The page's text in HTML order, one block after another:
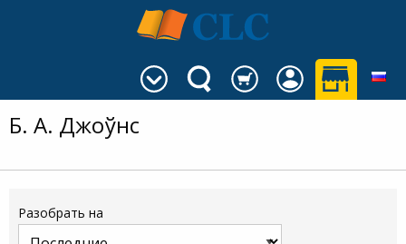
Б. А. Джоўнс
Разобрать на